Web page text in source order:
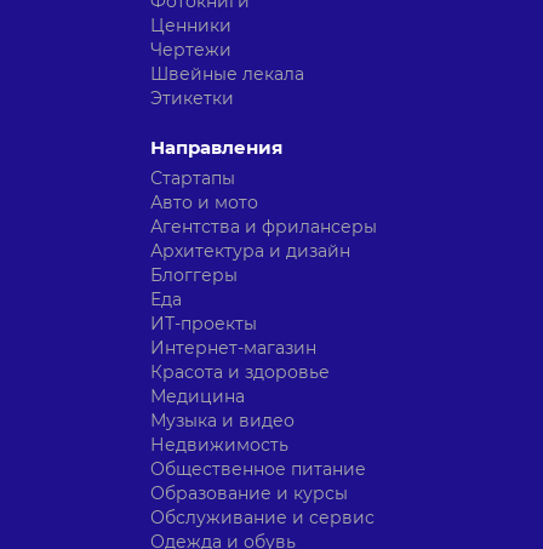
Ценники
Чертежи
Швейные лекала
Этикетки
Направления
Стартапы
Авто и мото
Агентства и фрилансеры
Архитектура и дизайн
Блоггеры
Еда
ИТ-проекты
Интернет-магазин
Красота и здоровье
Медицина
Музыка и видео
Недвижимость
Общественное питание
Образование и курсы
Обслуживание и сервис
Одежда и обувь